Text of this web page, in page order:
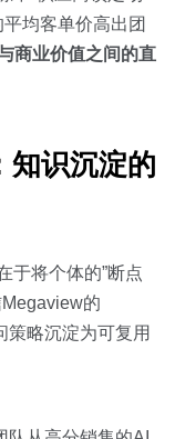
均客单价高出团
商业价值之间的直
知识沉淀的
于将个体的”断点
的
策略沉淀为可复用